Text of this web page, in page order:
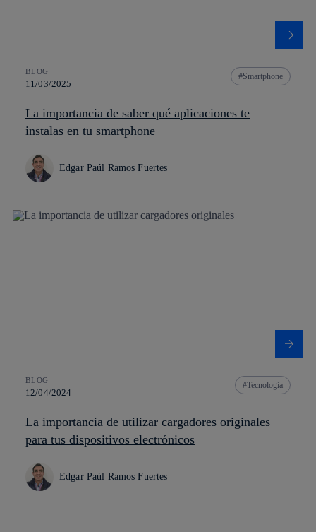
BLOG
11/03/2025
Smartphone
La importancia de saber qué aplicaciones te
instalas en tu smartphone
Edgar Paúl Ramos Fuertes
BLOG
12/04/2024
Tecnología
La importancia de utilizar cargadores originales
para tus dispositivos electrónicos
Edgar Paúl Ramos Fuertes